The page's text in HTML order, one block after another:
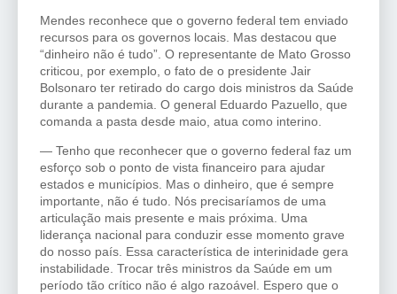
Mendes reconhece que o governo federal tem enviado
recursos para os governos locais. Mas destacou que
“dinheiro não é tudo”. O representante de Mato Grosso
criticou, por exemplo, o fato de o presidente Jair
Bolsonaro ter retirado do cargo dois ministros da Saúde
durante a pandemia. O general Eduardo Pazuello, que
comanda a pasta desde maio, atua como interino.
— Tenho que reconhecer que o governo federal faz um
esforço sob o ponto de vista financeiro para ajudar
estados e municípios. Mas o dinheiro, que é sempre
importante, não é tudo. Nós precisaríamos de uma
articulação mais presente e mais próxima. Uma
liderança nacional para conduzir esse momento grave
do nosso país. Essa característica de interinidade gera
instabilidade. Trocar três ministros da Saúde em um
período tão crítico não é algo razoável. Espero que o